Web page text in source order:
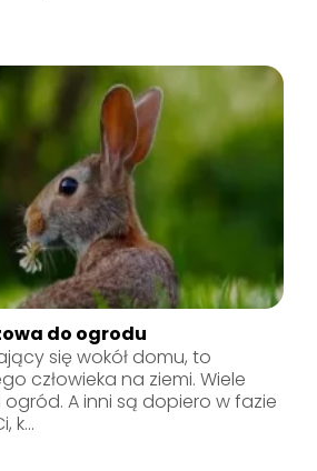
do ogrodu
się wokół domu, to
człowieka na ziemi. Wiele
A inni są dopiero w fazie
k...